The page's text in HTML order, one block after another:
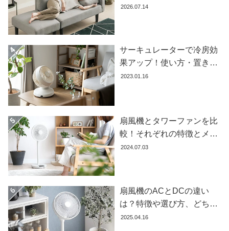
商
品
テ
ゴ
リ
か
ら
探
す
イ
リ
テ
失敗しない選び方
2026.07.14
サーキュレーターで冷房効
果アップ！使い方・置き場
所・風向きを徹底解説
2023.01.16
扇風機とタワーファンを比
較！それぞれの特徴とメリ
ット・デメリットを解説し
2024.07.03
扇風機のACとDCの違い
は？特徴や選び方、どちら
が良いかを徹底解説【おす
2025.04.16